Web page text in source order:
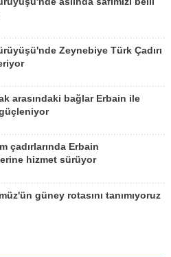
Zeynebiye Türk Çadırı
arasındaki bağlar Erbain ile
çadırlarında Erbain
hizmet sürüyor
güney rotasını tanımıyoruz